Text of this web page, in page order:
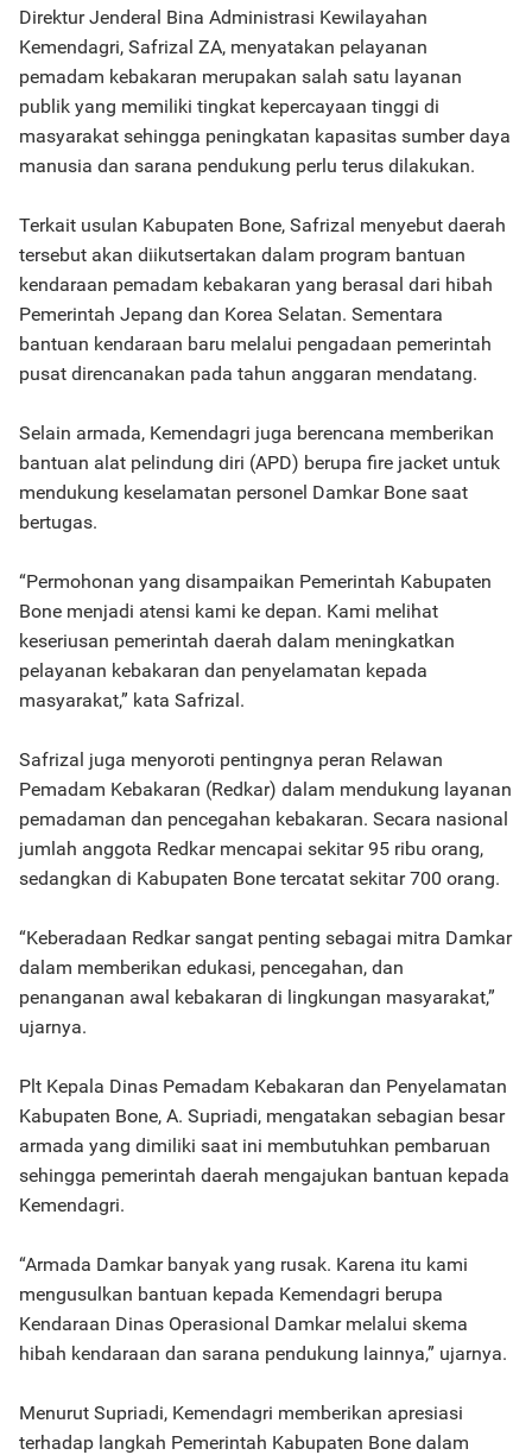
Direktur Jenderal Bina Administrasi Kewilayahan
Kemendagri, Safrizal ZA, menyatakan pelayanan
pemadam kebakaran merupakan salah satu layanan
publik yang memiliki tingkat kepercayaan tinggi di
masyarakat sehingga peningkatan kapasitas sumber daya
manusia dan sarana pendukung perlu terus dilakukan.
Terkait usulan Kabupaten Bone, Safrizal menyebut daerah
tersebut akan diikutsertakan dalam program bantuan
kendaraan pemadam kebakaran yang berasal dari hibah
Pemerintah Jepang dan Korea Selatan. Sementara
bantuan kendaraan baru melalui pengadaan pemerintah
pusat direncanakan pada tahun anggaran mendatang.
Selain armada, Kemendagri juga berencana memberikan
bantuan alat pelindung diri (APD) berupa fire jacket untuk
mendukung keselamatan personel Damkar Bone saat
bertugas.
“Permohonan yang disampaikan Pemerintah Kabupaten
Bone menjadi atensi kami ke depan. Kami melihat
keseriusan pemerintah daerah dalam meningkatkan
pelayanan kebakaran dan penyelamatan kepada
masyarakat,” kata Safrizal.
Safrizal juga menyoroti pentingnya peran Relawan
Pemadam Kebakaran (Redkar) dalam mendukung layanan
pemadaman dan pencegahan kebakaran. Secara nasional
jumlah anggota Redkar mencapai sekitar 95 ribu orang,
sedangkan di Kabupaten Bone tercatat sekitar 700 orang.
“Keberadaan Redkar sangat penting sebagai mitra Damkar
dalam memberikan edukasi, pencegahan, dan
penanganan awal kebakaran di lingkungan masyarakat,”
ujarnya.
Plt Kepala Dinas Pemadam Kebakaran dan Penyelamatan
Kabupaten Bone, A. Supriadi, mengatakan sebagian besar
armada yang dimiliki saat ini membutuhkan pembaruan
sehingga pemerintah daerah mengajukan bantuan kepada
Kemendagri.
“Armada Damkar banyak yang rusak. Karena itu kami
mengusulkan bantuan kepada Kemendagri berupa
Kendaraan Dinas Operasional Damkar melalui skema
hibah kendaraan dan sarana pendukung lainnya,” ujarnya.
Menurut Supriadi, Kemendagri memberikan apresiasi
terhadap langkah Pemerintah Kabupaten Bone dalam